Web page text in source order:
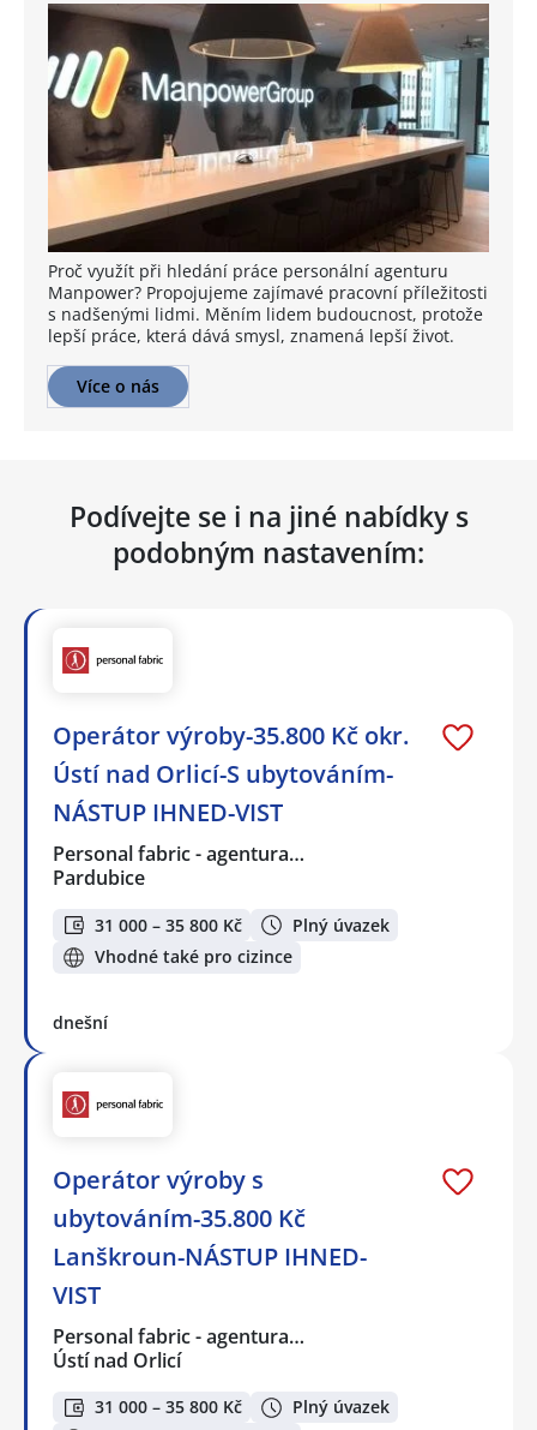
Proč využít při hledání práce personální agenturu
Manpower? Propojujeme zajímavé pracovní příležitosti
s nadšenými lidmi. Měním lidem budoucnost, protože
lepší práce, která dává smysl, znamená lepší život.
Více o nás
Podívejte se i na jiné nabídky s
podobným nastavením:
Operátor výroby-35.800 Kč okr.
Ústí nad Orlicí-S ubytováním-
NÁSTUP IHNED-VIST
Personal fabric - agentura…
Pardubice
31 000 – 35 800 Kč
Plný úvazek
Vhodné také pro cizince
dnešní
Operátor výroby s
ubytováním-35.800 Kč
Lanškroun-NÁSTUP IHNED-
VIST
Personal fabric - agentura…
Ústí nad Orlicí
31 000 – 35 800 Kč
Plný úvazek